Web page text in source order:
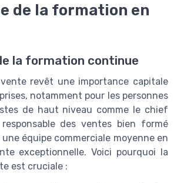
de la formation en
la formation continue
revêt une importance capitale
notamment pour les personnes
de haut niveau comme le chief
des ventes bien formé
équipe commerciale moyenne en
exceptionnelle. Voici pourquoi la
est cruciale :